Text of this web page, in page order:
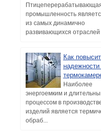
промышленность
из самых динамично
развивающихся
Как
надежности
Наиболее
энергоемким и
процессом в
изделий является
обраб...